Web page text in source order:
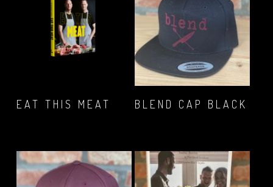
IN WINKELMAND
EAT THIS MEAT MEER INFORMATIE
BLEND CAP BLACK